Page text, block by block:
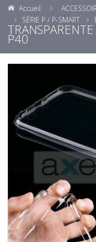
Accueil
SÉRIE P / P-SMART
P40